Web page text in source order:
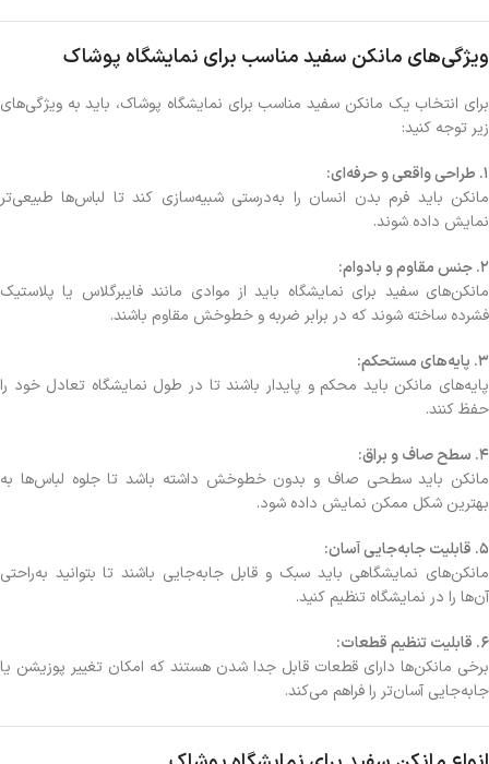
ویژگی‌های مانکن سفید مناسب برای نمایشگاه پوشاک
برای انتخاب یک مانکن سفید مناسب برای نمایشگاه پوشاک، باید به ویژگی‌های
زیر توجه کنید:
1. طراحی واقعی و حرفه‌ای:
مانکن باید فرم بدن انسان را به‌درستی شبیه‌سازی کند تا لباس‌ها طبیعی‌تر
نمایش داده شوند.
2. جنس مقاوم و بادوام:
مانکن‌های سفید برای نمایشگاه باید از موادی مانند فایبرگلاس یا پلاستیک
فشرده ساخته شوند که در برابر ضربه و خط‌وخش مقاوم باشند.
3. پایه‌های مستحکم:
پایه‌های مانکن باید محکم و پایدار باشند تا در طول نمایشگاه تعادل خود را
حفظ کنند.
4. سطح صاف و براق:
مانکن باید سطحی صاف و بدون خط‌وخش داشته باشد تا جلوه لباس‌ها به
بهترین شکل ممکن نمایش داده شود.
5. قابلیت جابه‌جایی آسان:
مانکن‌های نمایشگاهی باید سبک و قابل جابه‌جایی باشند تا بتوانید به‌راحتی
آن‌ها را در نمایشگاه تنظیم کنید.
6. قابلیت تنظیم قطعات:
برخی مانکن‌ها دارای قطعات قابل جدا شدن هستند که امکان تغییر پوزیشن یا
جابه‌جایی آسان‌تر را فراهم می‌کند.